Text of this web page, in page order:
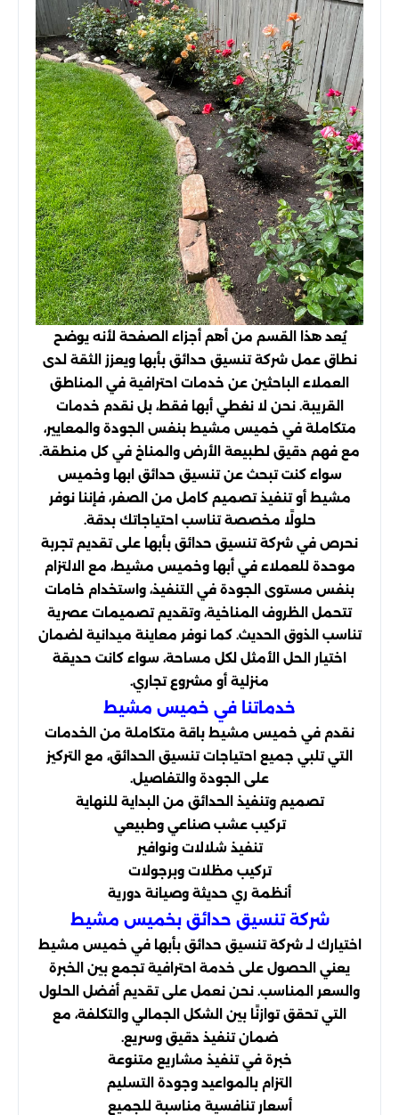
يُعد هذا القسم من أهم أجزاء الصفحة لأنه يوضح
نطاق عمل شركة تنسيق حدائق بأبها ويعزز الثقة لدى
العملاء الباحثين عن خدمات احترافية في المناطق
القريبة. نحن لا نغطي أبها فقط، بل نقدم خدمات
متكاملة في خميس مشيط بنفس الجودة والمعايير،
مع فهم دقيق لطبيعة الأرض والمناخ في كل منطقة.
سواء كنت تبحث عن تنسيق حدائق ابها وخميس
مشيط أو تنفيذ تصميم كامل من الصفر، فإننا نوفر
حلولًا مخصصة تناسب احتياجاتك بدقة.
نحرص في شركة تنسيق حدائق بأبها على تقديم تجربة
موحدة للعملاء في أبها وخميس مشيط، مع الالتزام
بنفس مستوى الجودة في التنفيذ، واستخدام خامات
تتحمل الظروف المناخية، وتقديم تصميمات عصرية
تناسب الذوق الحديث. كما نوفر معاينة ميدانية لضمان
اختيار الحل الأمثل لكل مساحة، سواء كانت حديقة
منزلية أو مشروع تجاري.
خدماتنا في خميس مشيط
نقدم في خميس مشيط باقة متكاملة من الخدمات
التي تلبي جميع احتياجات تنسيق الحدائق، مع التركيز
على الجودة والتفاصيل.
تصميم وتنفيذ الحدائق من البداية للنهاية
تركيب عشب صناعي وطبيعي
تنفيذ شلالات ونوافير
تركيب مظلات وبرجولات
أنظمة ري حديثة وصيانة دورية
شركة تنسيق حدائق بخميس مشيط
اختيارك لـ شركة تنسيق حدائق بأبها في خميس مشيط
يعني الحصول على خدمة احترافية تجمع بين الخبرة
والسعر المناسب. نحن نعمل على تقديم أفضل الحلول
التي تحقق توازنًا بين الشكل الجمالي والتكلفة، مع
ضمان تنفيذ دقيق وسريع.
خبرة في تنفيذ مشاريع متنوعة
التزام بالمواعيد وجودة التسليم
أسعار تنافسية مناسبة للجميع